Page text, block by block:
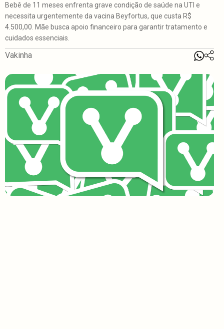
Bebê de 11 meses enfrenta grave condição de saúde na UTI e
necessita urgentemente da vacina Beyfortus, que custa R$
4.500,00. Mãe busca apoio financeiro para garantir tratamento e
cuidados essenciais.
Vakinha